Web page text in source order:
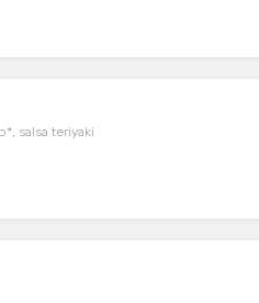
salsa teriyaki